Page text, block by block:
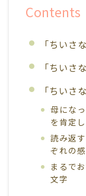
Contents
「ちいさ
「ちいさ
「ちいさ
母にな
を肯定
読み返
ぞれの
まるで
文字